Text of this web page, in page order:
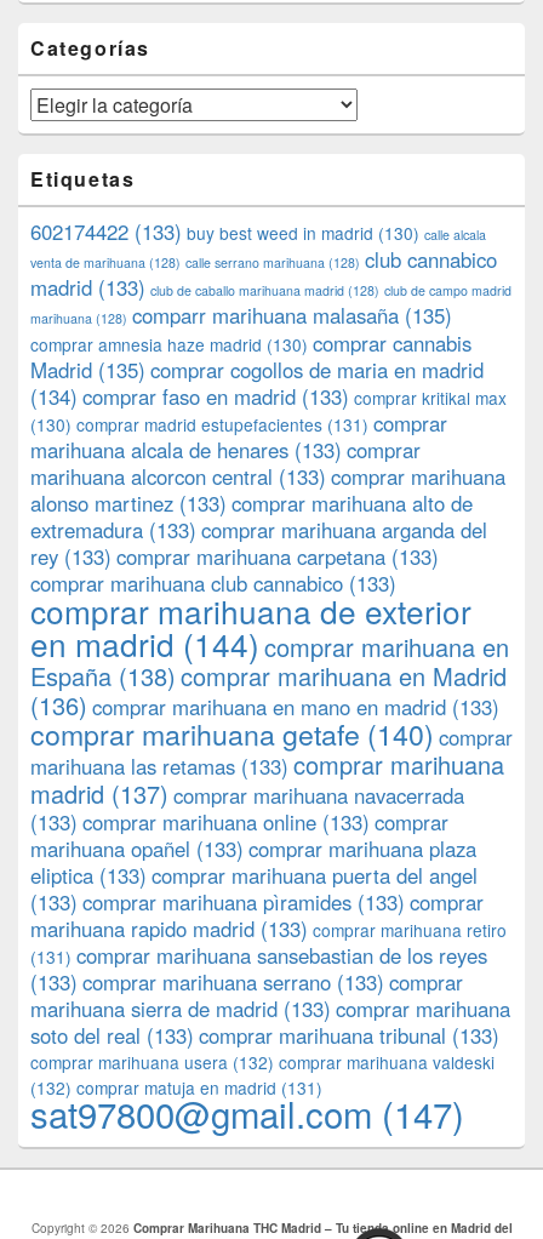
Categorías
Categorías
Etiquetas
602174422 (133) buy best weed in madrid (130) calle alcala
venta de marihuana (128) calle serrano marihuana (128) club cannabico
madrid (133) club de caballo marihuana madrid (128) club de campo madrid
marihuana (128) comparr marihuana malasaña (135)
comprar amnesia haze madrid (130) comprar cannabis
Madrid (135) comprar cogollos de maria en madrid
(134) comprar faso en madrid (133) comprar kritikal max
(130) comprar madrid estupefacientes (131) comprar
marihuana alcala de henares (133) comprar
marihuana alcorcon central (133) comprar marihuana
alonso martinez (133) comprar marihuana alto de
extremadura (133) comprar marihuana arganda del
rey (133) comprar marihuana carpetana (133)
comprar marihuana club cannabico (133)
comprar marihuana de exterior
en madrid (144) comprar marihuana en
España (138) comprar marihuana en Madrid
(136) comprar marihuana en mano en madrid (133)
comprar marihuana getafe (140) comprar
marihuana las retamas (133) comprar marihuana
madrid (137) comprar marihuana navacerrada
(133) comprar marihuana online (133) comprar
marihuana opañel (133) comprar marihuana plaza
eliptica (133) comprar marihuana puerta del angel
(133) comprar marihuana pìramides (133) comprar
marihuana rapido madrid (133) comprar marihuana retiro
(131) comprar marihuana sansebastian de los reyes
(133) comprar marihuana serrano (133) comprar
marihuana sierra de madrid (133) comprar marihuana
soto del real (133) comprar marihuana tribunal (133)
comprar marihuana usera (132) comprar marihuana valdeski
(132) comprar matuja en madrid (131)
sat97800@gmail.com (147)
Copyright © 2026 Comprar Marihuana THC Madrid – Tu tienda online en Madrid del